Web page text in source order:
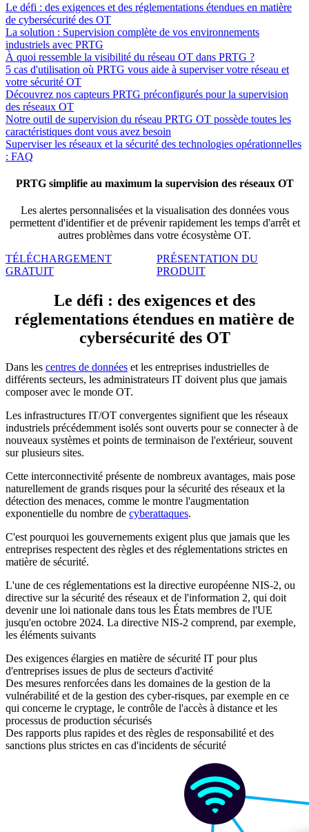
Le défi : des exigences et des réglementations étendues en matière
de cybersécurité des OT
La solution : Supervision complète de vos environnements
industriels avec PRTG
À quoi ressemble la visibilité du réseau OT dans PRTG ?
5 cas d'utilisation où PRTG vous aide à superviser votre réseau et
votre sécurité OT
Découvrez nos capteurs PRTG préconfigurés pour la supervision
des réseaux OT
Notre outil de supervision du réseau PRTG OT possède toutes les
caractéristiques dont vous avez besoin
Superviser les réseaux et la sécurité des technologies opérationnelles
: FAQ
PRTG simplifie au maximum la supervision des réseaux OT
Les alertes personnalisées et la visualisation des données vous
permettent d'identifier et de prévenir rapidement les temps d'arrêt et
autres problèmes dans votre écosystème OT.
TÉLÉCHARGEMENT
GRATUIT
PRÉSENTATION DU
PRODUIT
Le défi : des exigences et des
réglementations étendues en matière de
cybersécurité des OT
Dans les centres de données et les entreprises industrielles de
différents secteurs, les administrateurs IT doivent plus que jamais
composer avec le monde OT.
Les infrastructures IT/OT convergentes signifient que les réseaux
industriels précédemment isolés sont ouverts pour se connecter à de
nouveaux systèmes et points de terminaison de l'extérieur, souvent
sur plusieurs sites.
Cette interconnectivité présente de nombreux avantages, mais pose
naturellement de grands risques pour la sécurité des réseaux et la
détection des menaces, comme le montre l'augmentation
exponentielle du nombre de cyberattaques.
C'est pourquoi les gouvernements exigent plus que jamais que les
entreprises respectent des règles et des réglementations strictes en
matière de sécurité.
L'une de ces réglementations est la directive européenne NIS-2, ou
directive sur la sécurité des réseaux et de l'information 2, qui doit
devenir une loi nationale dans tous les États membres de l'UE
jusqu'en octobre 2024. La directive NIS-2 comprend, par exemple,
les éléments suivants
Des exigences élargies en matière de sécurité IT pour plus
d'entreprises issues de plus de secteurs d'activité
Des mesures renforcées dans les domaines de la gestion de la
vulnérabilité et de la gestion des cyber-risques, par exemple en ce
qui concerne le cryptage, le contrôle de l'accès à distance et les
processus de production sécurisés
Des rapports plus rapides et des règles de responsabilité et des
sanctions plus strictes en cas d'incidents de sécurité